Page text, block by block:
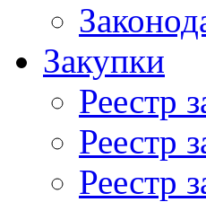
Закупки
Реестр
Реестр
Реестр